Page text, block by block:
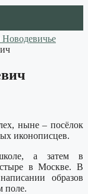
ныне – посёлок
иконописцев.
а затем в
в Москве. В
образов
поле.